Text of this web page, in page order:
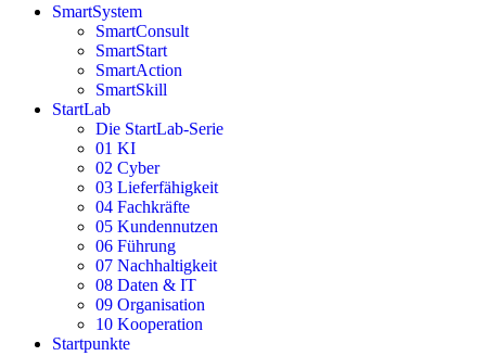
SmartSystem
SmartConsult
SmartStart
SmartAction
SmartSkill
StartLab
Die StartLab-Serie
01 KI
02 Cyber
03 Lieferfähigkeit
04 Fachkräfte
05 Kundennutzen
06 Führung
07 Nachhaltigkeit
08 Daten & IT
09 Organisation
10 Kooperation
Startpunkte